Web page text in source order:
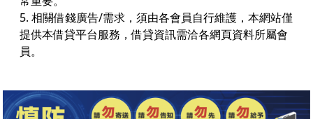
5. 相關借錢廣告/需求，須由各會員自行維護，本網站僅
提供本借貸平台服務，借貸資訊需洽各網頁資料所屬會
員。